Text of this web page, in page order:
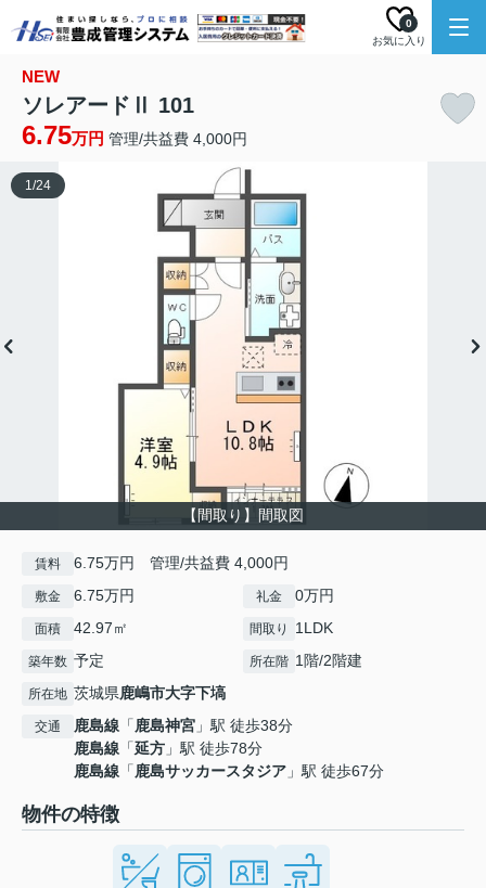
お気に入り
0
NEW
ソレアードⅡ 101
6.75万円 管理/共益費 4,000円
【間取り】間取図
1/24
賃料 6.75万円 管理/共益費 4,000円
敷金 6.75万円 礼金 0万円
面積 42.97㎡ 間取り 1LDK
築年数 予定 所在階 1階/2階建
所在地 茨城県鹿嶋市大字下塙
交通 鹿島線 「鹿島神宮 」駅 徒歩38分
鹿島線 「延方 」駅 徒歩78分
鹿島線 「鹿島サッカースタジア 」駅 徒歩67分
物件の特徴